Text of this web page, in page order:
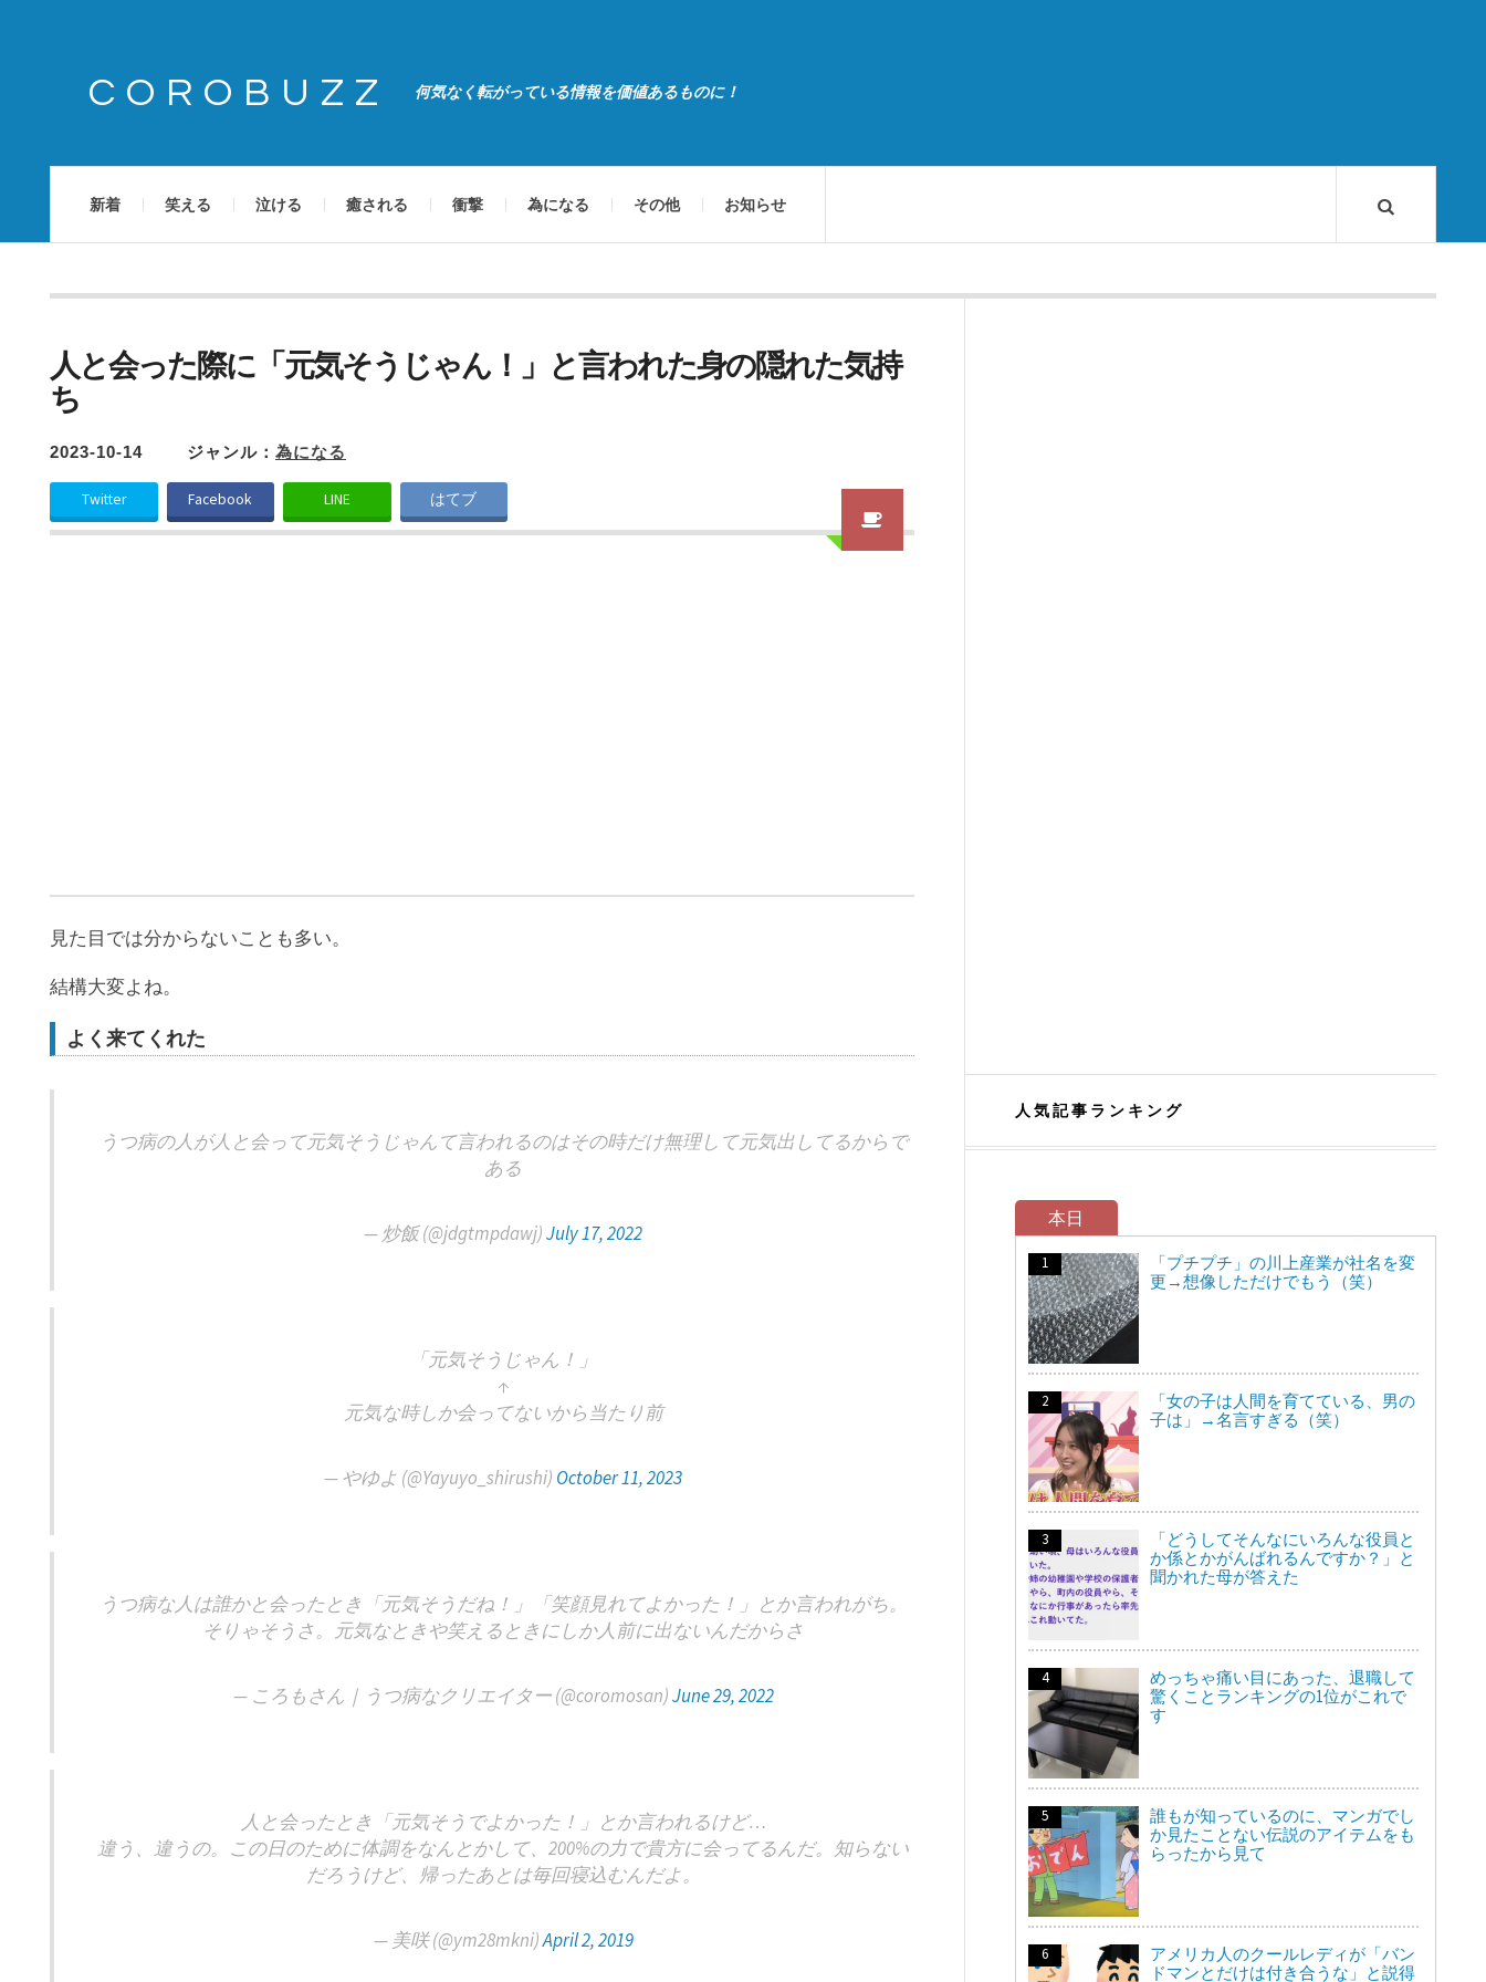
COROBUZZ 何気なく転がっている情報を価値あるものに！
新着 笑える 泣ける 癒される 衝撃 為になる その他 お知らせ
人と会った際に「元気そうじゃん！」と言われた身の隠れた気持
ち
2023-10-14 ジャンル： 為になる
Twitter Facebook LINE はてブ
見た目では分からないことも多い。
結構大変よね。
よく来てくれた
うつ病の人が人と会って元気そうじゃんて言われるのはその時だけ無理して元気出してるからで
ある
— 炒飯 (@jdgtmpdawj)July 17, 2022
「元気そうじゃん！」
↑
元気な時しか会ってないから当たり前
— やゆよ (@Yayuyo_shirushi) October 11, 2023
うつ病な人は誰かと会ったとき「元気そうだね！」「笑顔見れてよかった！」とか言われがち。
そりゃそうさ。元気なときや笑えるときにしか人前に出ないんだからさ
— ころもさん｜うつ病なクリエイター (@coromosan)June 29, 2022
人と会ったとき「元気そうでよかった！」とか言われるけど…
違う、違うの。この日のために体調をなんとかして、200%の力で貴方に会ってるんだ。知らない
だろうけど、帰ったあとは毎回寝込むんだよ。
— 美咲 (@ym28mkni)April 2, 2019
人気記事ランキング
本日
「プチプチ」の川上産業が社名を変
更→想像しただけでもう（笑）
「女の子は人間を育てている、男の
子は」→名言すぎる（笑）
「どうしてそんなにいろんな役員と
か係とかがんばれるんですか？」と
聞かれた母が答えた
めっちゃ痛い目にあった、退職して
驚くことランキングの1位がこれで
す
誰もが知っているのに、マンガでし
か見たことない伝説のアイテムをも
らったから見て
アメリカ人のクールレディが「バン
ドマンとだけは付き合うな」と説得